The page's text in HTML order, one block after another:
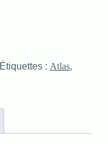
Étiquettes : Atlas,